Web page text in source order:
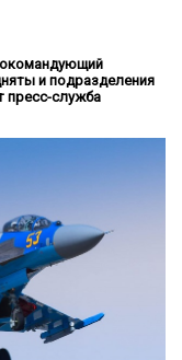
и подразделения
пресс-служба